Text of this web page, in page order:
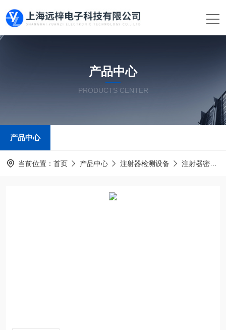
产品中心
PRODUCTS CENTER
产品中心
当前位置： 首页 产品中心 注射器检测设备 注射器密合性正压测试仪